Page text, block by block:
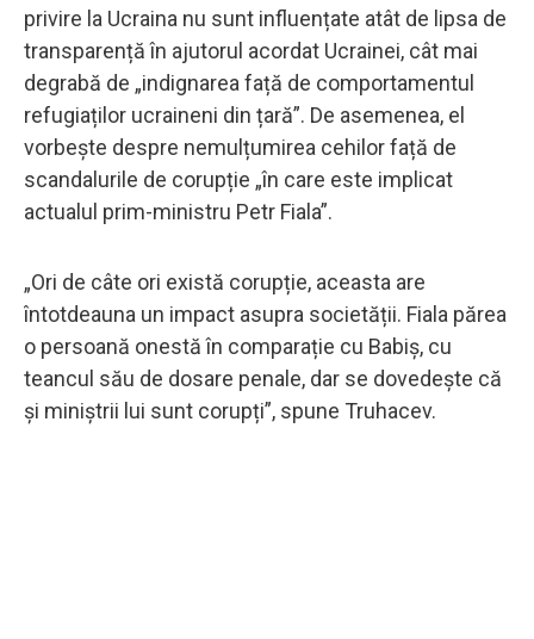
privire la Ucraina nu sunt influențate atât de lipsa de
transparență în ajutorul acordat Ucrainei, cât mai
degrabă de „indignarea față de comportamentul
refugiaților ucraineni din țară”. De asemenea, el
vorbește despre nemulțumirea cehilor față de
scandalurile de corupție „în care este implicat
actualul prim-ministru Petr Fiala”.
„Ori de câte ori există corupție, aceasta are
întotdeauna un impact asupra societății. Fiala părea
o persoană onestă în comparație cu Babiș, cu
teancul său de dosare penale, dar se dovedește că
și miniștrii lui sunt corupți”, spune Truhacev.